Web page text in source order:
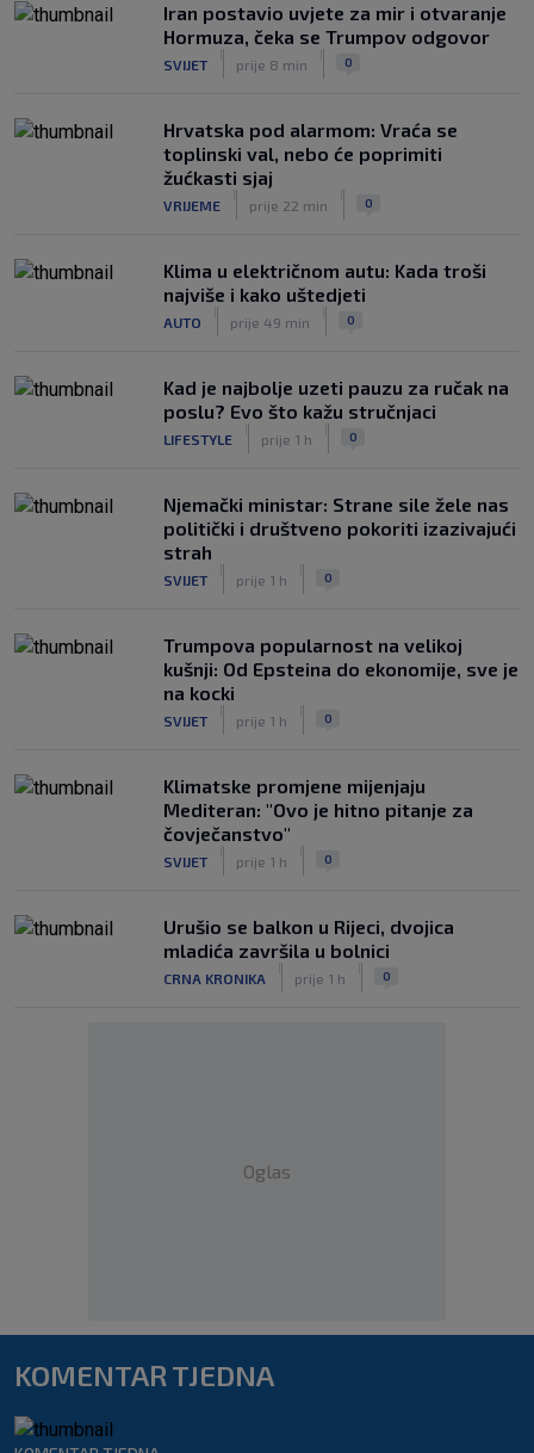
SK prije 3 h
Dinamo u finalu Ramljaka! Sutra protiv
Ajaxa na glavnom terenu Maksimira
Iran postavio uvjete za mir i otvaranje
Hormuza, čeka se Trumpov odgovor
SVIJET prije 8 min 0
Hrvatska pod alarmom: Vraća se
toplinski val, nebo će poprimiti
žućkasti sjaj
VRIJEME prije 22 min 0
Klima u električnom autu: Kada troši
najviše i kako uštedjeti
AUTO prije 49 min 0
Kad je najbolje uzeti pauzu za ručak na
poslu? Evo što kažu stručnjaci
LIFESTYLE prije 1 h 0
Njemački ministar: Strane sile žele nas
politički i društveno pokoriti izazivajući
strah
SVIJET prije 1 h 0
Trumpova popularnost na velikoj
kušnji: Od Epsteina do ekonomije, sve je
na kocki
SVIJET prije 1 h 0
Klimatske promjene mijenjaju
Mediteran: "Ovo je hitno pitanje za
čovječanstvo"
SVIJET prije 1 h 0
Urušio se balkon u Rijeci, dvojica
mladića završila u bolnici
CRNA KRONIKA prije 1 h 0
Oglas
KOMENTAR TJEDNA